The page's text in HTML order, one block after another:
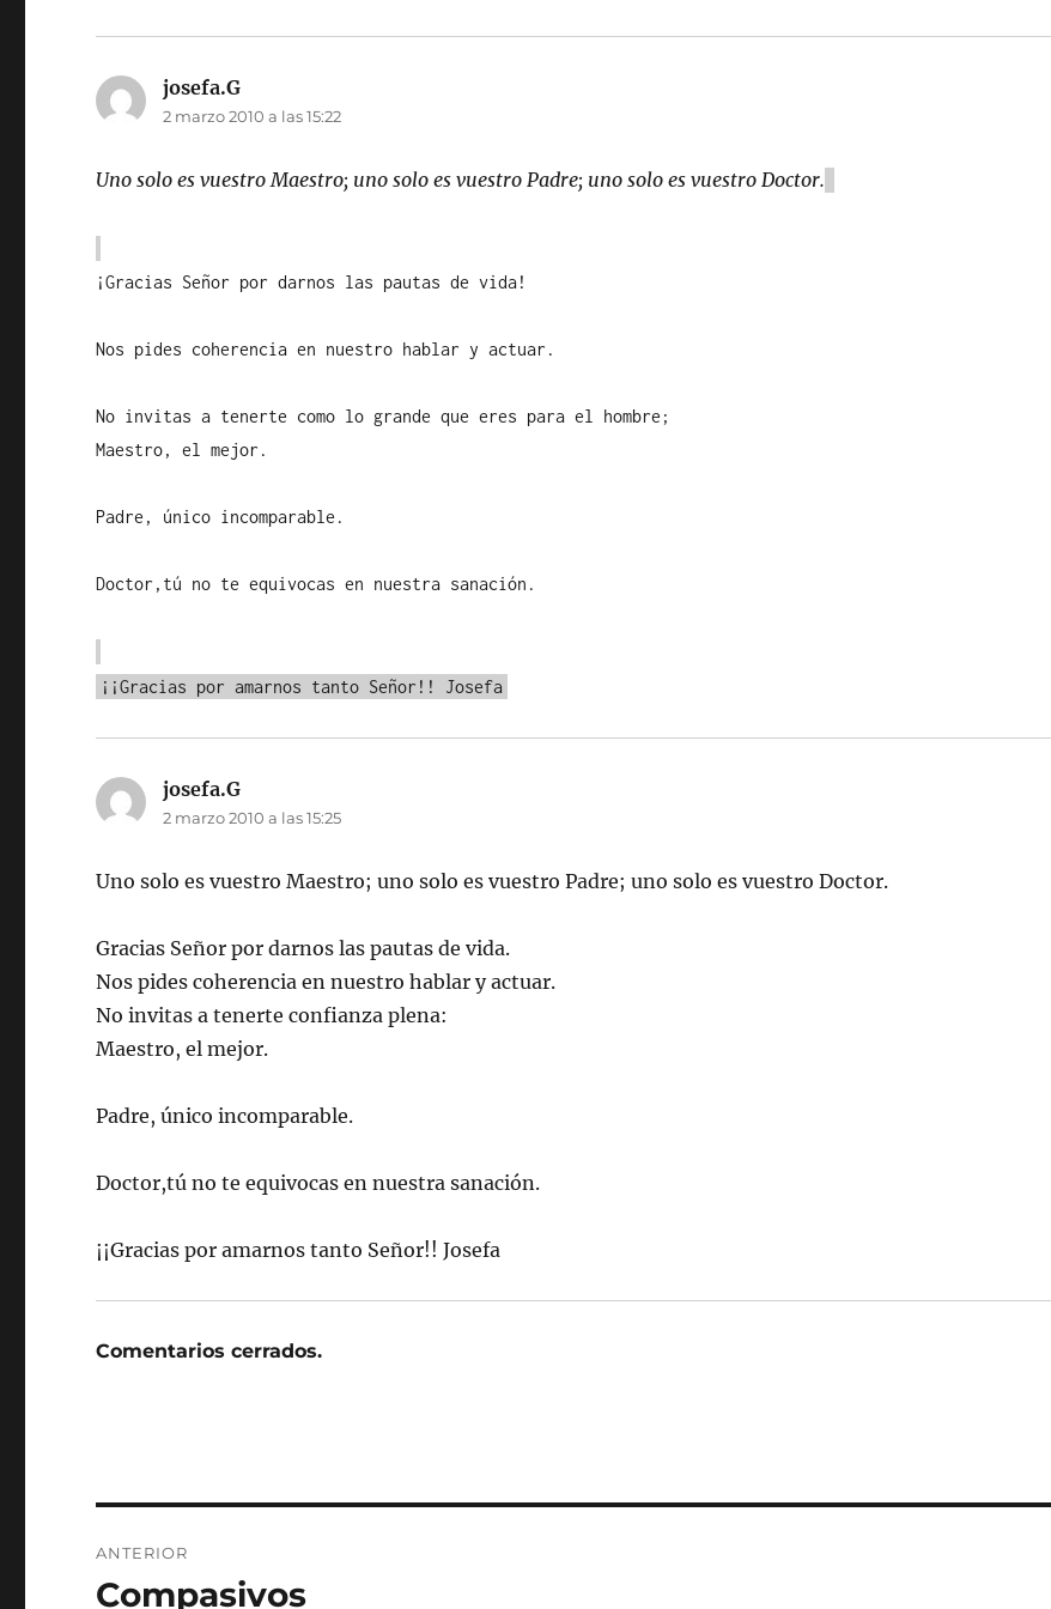
josefa.G
2 marzo 2010 a las 15:22
Uno solo es vuestro Maestro; uno solo es vuestro Padre; uno solo es vuestro Doctor.
¡Gracias Señor por darnos las pautas de vida!
Nos pides coherencia en nuestro hablar y actuar.
No invitas a tenerte como lo grande que eres para el hombre;
Maestro, el mejor.
Padre, único incomparable.
Doctor,tú no te equivocas en nuestra sanación.
¡¡Gracias por amarnos tanto Señor!! Josefa
josefa.G
2 marzo 2010 a las 15:25
Uno solo es vuestro Maestro; uno solo es vuestro Padre; uno solo es vuestro Doctor.
Gracias Señor por darnos las pautas de vida.
Nos pides coherencia en nuestro hablar y actuar.
No invitas a tenerte confianza plena:
Maestro, el mejor.
Padre, único incomparable.
Doctor,tú no te equivocas en nuestra sanación.
¡¡Gracias por amarnos tanto Señor!! Josefa
Comentarios cerrados.
de
ANTERIOR
Entrada
Compasivos